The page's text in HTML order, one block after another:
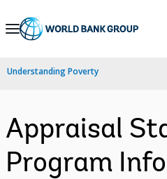
Skip
Navigation
Understanding Poverty
Appraisal
Program